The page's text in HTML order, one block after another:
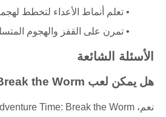
تعلم أنماط الأعداء لتخطط
تمرن على القفز والهجوم
الأسئلة الشائعة
هل يمكن لعب Adventure Time: Break the Worm مجانًا؟
نعم، Adventure Time: Break the Worm مجانية تمامًا للعب عبر الإنترنت بدون الحاجة للشراء.